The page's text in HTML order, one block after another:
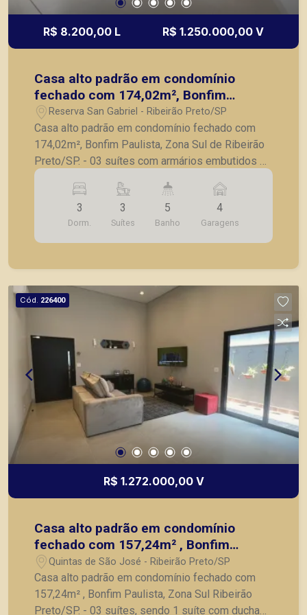
R$ 8.200,00 L R$ 1.250.000,00 V
Casa alto padrão em condomínio
fechado com 174,02m², Bonfim
Paulista, Zona Sul de Ribeirão
Preto/SP.
Reserva San Gabriel - Ribeirão Preto/SP
Casa alto padrão em condomínio fechado com
174,02m², Bonfim Paulista, Zona Sul de Ribeirão
Preto/SP. - 03 suítes com armários embutidos e
ar condicionado; - Lavabo; - Sala para 2
ambientes; - Área gourmet; - Cozinha planejada
com churrasqueira; - Lavanderia com armário; -
Banheiro externo; - Piscina; - 4 vagas de
garagem. A Piramid tem como objetivo atender
mesmo nos principais lançamentos da cidade de
Ribeirão Preto.
3
Dorm.
3
Suítes
5
Banho
4
Garagens
Cód. 226400
R$ 1.272.000,00 V
Casa alto padrão em condomínio
fechado com 157,24m² , Bonfim
Paulista, Zona Sul Ribeirão Preto/SP.
Quintas de São José - Ribeirão Preto/SP
Casa alto padrão em condomínio fechado com
157,24m² , Bonfim Paulista, Zona Sul Ribeirão
Preto/SP. - 03 suítes, sendo 1 suíte com ducha